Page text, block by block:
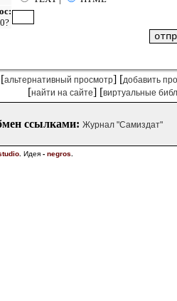
альтернативный просмотр] [добавить
[найти на сайте] [виртуальные
ссылками: Журнал "Самиздат"
Идея - negros